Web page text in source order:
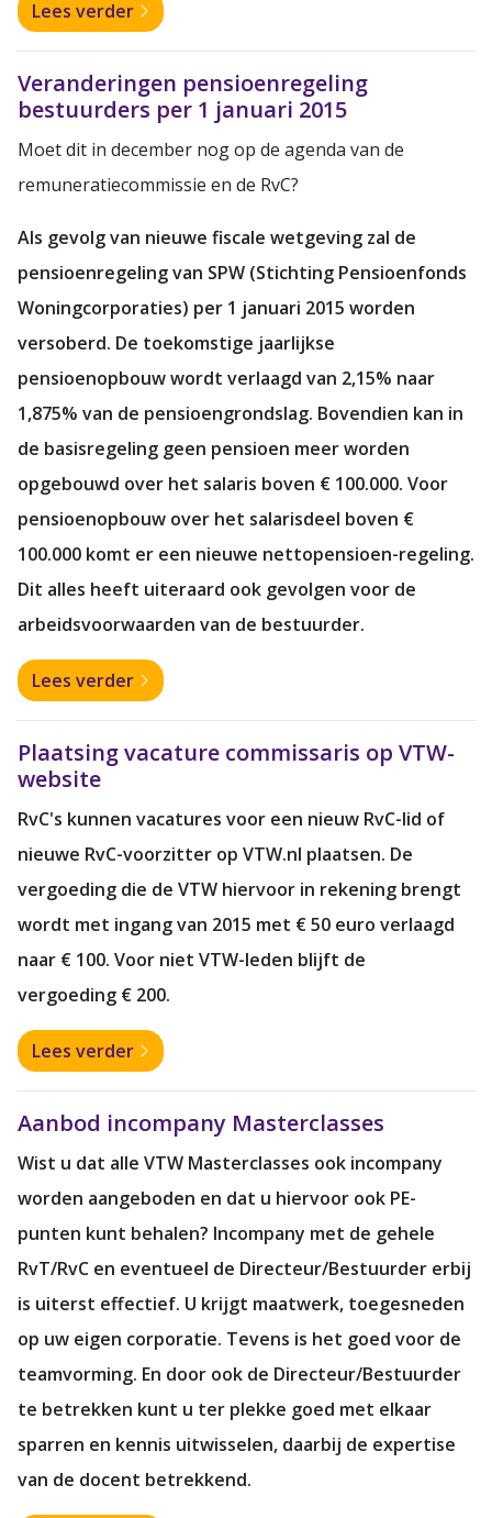
Lees verder
Veranderingen pensioenregeling
bestuurders per 1 januari 2015
Moet dit in december nog op de agenda van de
remuneratiecommissie en de RvC?
Als gevolg van nieuwe fiscale wetgeving zal de
pensioenregeling van SPW (Stichting Pensioenfonds
Woningcorporaties) per 1 januari 2015 worden
versoberd. De toekomstige jaarlijkse
pensioenopbouw wordt verlaagd van 2,15% naar
1,875% van de pensioengrondslag. Bovendien kan in
de basisregeling geen pensioen meer worden
opgebouwd over het salaris boven € 100.000. Voor
pensioenopbouw over het salarisdeel boven €
100.000 komt er een nieuwe nettopensioen-regeling.
Dit alles heeft uiteraard ook gevolgen voor de
arbeidsvoorwaarden van de bestuurder.
Lees verder
Plaatsing vacature commissaris op VTW-
website
RvC's kunnen vacatures voor een nieuw RvC-lid of
nieuwe RvC-voorzitter op VTW.nl plaatsen. De
vergoeding die de VTW hiervoor in rekening brengt
wordt met ingang van 2015 met € 50 euro verlaagd
naar € 100. Voor niet VTW-leden blijft de
vergoeding € 200.
Lees verder
Aanbod incompany Masterclasses
Wist u dat alle VTW Masterclasses ook incompany
worden aangeboden en dat u hiervoor ook PE-
punten kunt behalen? Incompany met de gehele
RvT/RvC en eventueel de Directeur/Bestuurder erbij
is uiterst effectief. U krijgt maatwerk, toegesneden
op uw eigen corporatie. Tevens is het goed voor de
teamvorming. En door ook de Directeur/Bestuurder
te betrekken kunt u ter plekke goed met elkaar
sparren en kennis uitwisselen, daarbij de expertise
van de docent betrekkend.